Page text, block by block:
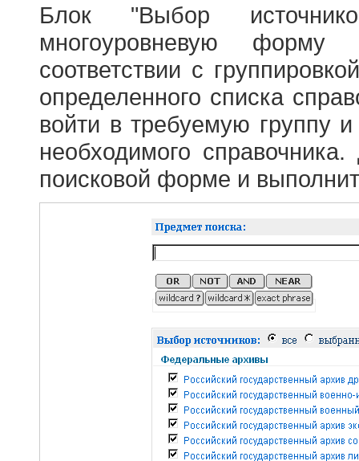
Блок "Выбор
многоуровневую форму
соответствии с
определенного списка
войти в требуемую группу и
необходимого
поисковой форме и